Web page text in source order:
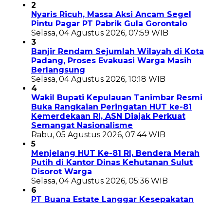
2
Nyaris Ricuh, Massa Aksi Ancam Segel
Pintu Pagar PT Pabrik Gula Gorontalo
Selasa, 04 Agustus 2026, 07:59 WIB
3
Banjir Rendam Sejumlah Wilayah di Kota
Padang, Proses Evakuasi Warga Masih
Berlangsung
Selasa, 04 Agustus 2026, 10:18 WIB
4
Wakil Bupati Kepulauan Tanimbar Resmi
Buka Rangkaian Peringatan HUT ke-81
Kemerdekaan RI, ASN Diajak Perkuat
Semangat Nasionalisme
Rabu, 05 Agustus 2026, 07:44 WIB
5
Menjelang HUT Ke-81 RI, Bendera Merah
Putih di Kantor Dinas Kehutanan Sulut
Disorot Warga
Selasa, 04 Agustus 2026, 05:36 WIB
6
PT Buana Estate Langgar Kesepakatan